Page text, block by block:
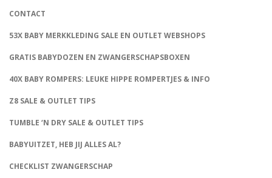
CONTACT
53X BABY MERKKLEDING SALE EN OUTLET WEBSHOPS
GRATIS BABYDOZEN EN ZWANGERSCHAPSBOXEN
40X BABY ROMPERS: LEUKE HIPPE ROMPERTJES & INFO
Z8 SALE & OUTLET TIPS
TUMBLE ‘N DRY SALE & OUTLET TIPS
BABYUITZET, HEB JIJ ALLES AL?
CHECKLIST ZWANGERSCHAP